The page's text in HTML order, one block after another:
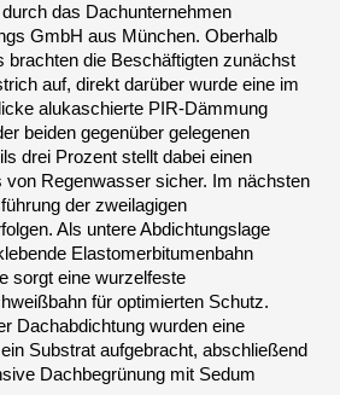
das Dachunternehmen
GmbH aus München. Oberhalb
brachten die Beschäftigten zunächst
auf, direkt darüber wurde eine im
alukaschierte PIR-Dämmung
beiden gegenüber gelegenen
drei Prozent stellt dabei einen
von Regenwasser sicher. Im nächsten
der zweilagigen
Als untere Abdichtungslage
Elastomerbitumenbahn
sorgt eine wurzelfeste
für optimierten Schutz.
Dachabdichtung wurden eine
Substrat aufgebracht, abschließend
Dachbegrünung mit Sedum